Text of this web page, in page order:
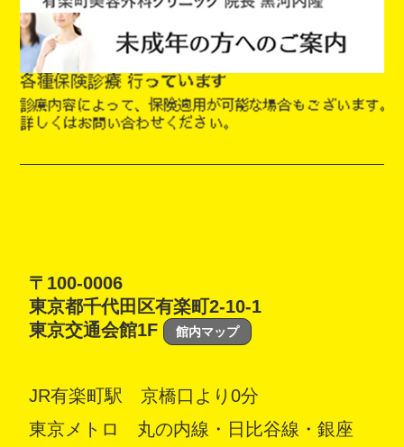
〒100-0006
東京都千代田区有楽町2-10-1
東京交通会館1F
館内マップ
JR有楽町駅 京橋口より0分
東京メトロ 丸の内線・日比谷線・銀座